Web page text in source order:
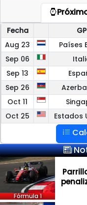
Fecha GP
Aug 23
Países
Sep 06
Sep 13
Sep 26
Oct 11
Oct 25
Estados
Fórmula 1